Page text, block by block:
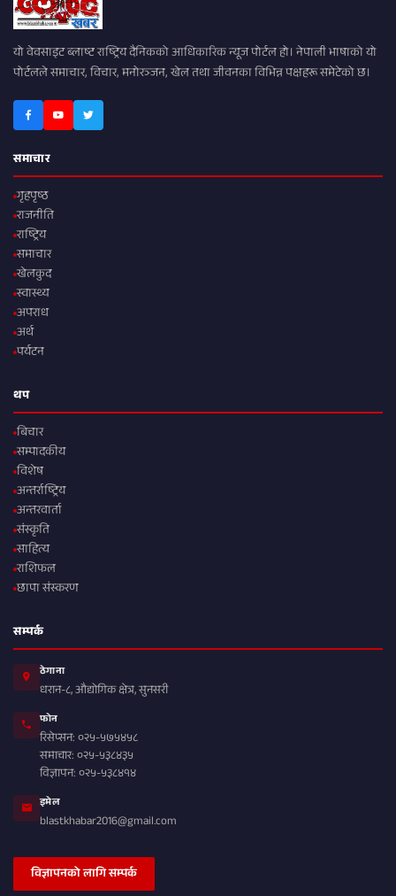
यो वेवसाइट ब्लाष्ट राष्ट्रिय दैनिकको आधिकारिक न्यूज पोर्टल हो। नेपाली भाषाको यो
पोर्टलले समाचार, विचार, मनोरञ्जन, खेल तथा जीवनका विभिन्न पक्षहरू समेटेको छ।
समाचार
गृहपृष्ठ
राजनीति
राष्ट्रिय
समाचार
खेलकुद
स्वास्थ्य
अपराध
अर्थ
पर्यटन
थप
बिचार
सम्पादकीय
विशेष
अन्तर्राष्ट्रिय
अन्तरवार्ता
संस्कृति
साहित्य
राशिफल
छापा संस्करण
सम्पर्क
ठेगाना
धरान-८, औद्योगिक क्षेत्र, सुनसरी
फोन
रिसेप्सन: ०२५-५७५४५८
समाचार: ०२५-५३८४३५
विज्ञापन: ०२५-५३८४१४
इमेल
blastkhabar2016@gmail.com
विज्ञापनको लागि सम्पर्क